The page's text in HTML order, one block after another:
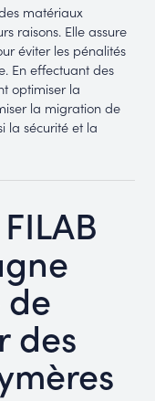
matériaux
raisons. Elle assure
éviter les pénalités
En effectuant des
optimiser la
la migration de
la sécurité et la
de
des